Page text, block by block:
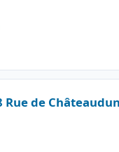
de